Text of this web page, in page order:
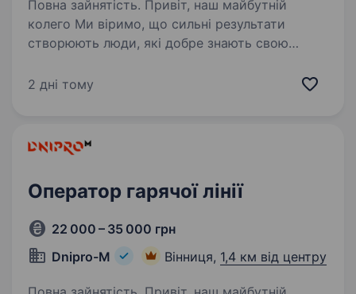
Повна зайнятість. Привіт, наш майбутній
колего Ми віримо, що сильні результати
створюють люди, які добре знають свою
У Dnipro-M ми будуємо команду майстрів
2 дні тому
Оператор гарячої лінії
22 000 – 35 000 грн
Dnipro-M
Вінниця, 1,4 км від центру